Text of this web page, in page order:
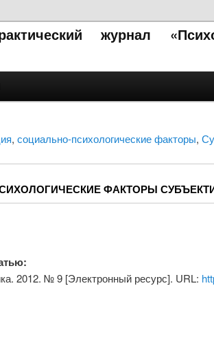
журнал
, социально-психологические факторы,
ФАКТОРЫ
2012. № 9 [Электронный ресурс]. URL: